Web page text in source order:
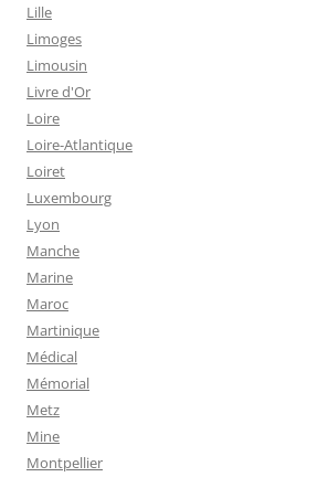
Lille
Limoges
Limousin
Livre d'Or
Loire
Loire-Atlantique
Loiret
Luxembourg
Lyon
Manche
Marine
Maroc
Martinique
Médical
Mémorial
Metz
Mine
Montpellier